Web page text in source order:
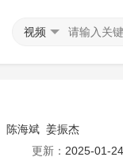
视频
吴业坤 邓智坚
陈海斌 姜振杰
更新： 2025-01-